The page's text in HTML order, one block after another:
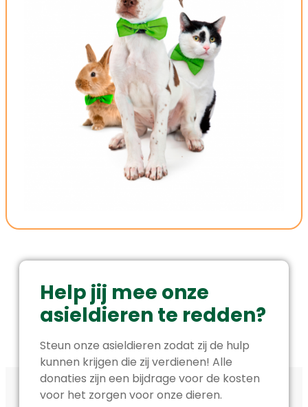
Help jij mee onze
asieldieren te redden?
Steun onze asieldieren zodat zij de hulp
kunnen krijgen die zij verdienen! Alle
donaties zijn een bijdrage voor de kosten
voor het zorgen voor onze dieren.